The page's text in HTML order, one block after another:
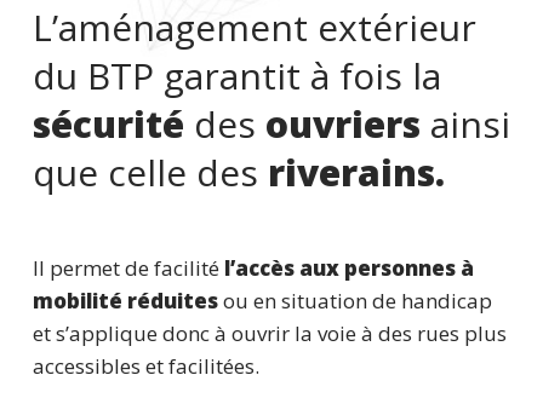
L’aménagement extérieur
du BTP garantit à fois la
sécurité des ouvriers ainsi
que celle des riverains.
Il permet de facilité l’accès aux personnes à
mobilité réduitesou en situation de handicap
et s’applique donc à ouvrir la voie à des rues plus
accessibles et facilitées.